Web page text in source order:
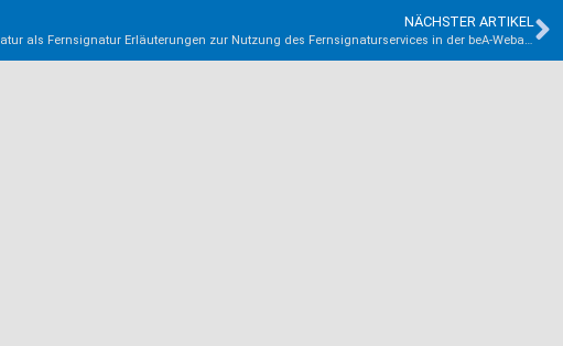
NÄCHSTER ARTIKEL
Qualifizierte elektronische Signatur als Fernsignatur Erläuterungen zur Nutzung des Fernsignaturservices in der beA-Webanwendung*